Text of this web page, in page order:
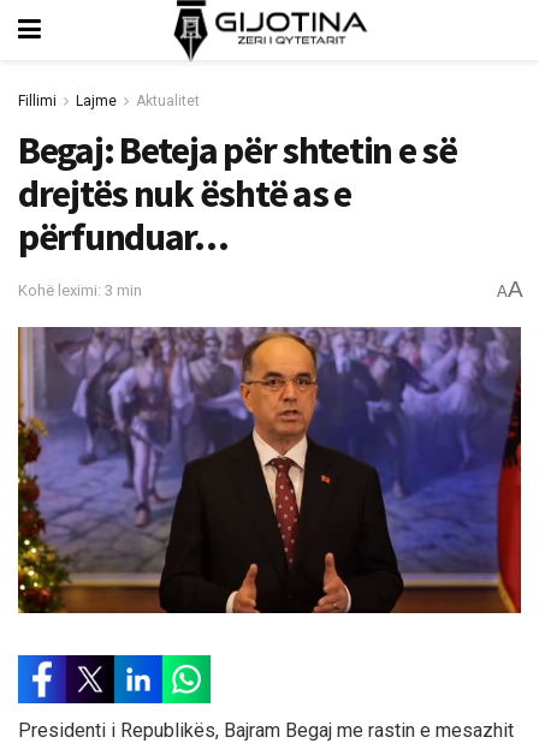
Fillimi Lajme Aktualitet
Begaj: Beteja për shtetin e së
drejtës nuk është as e
përfunduar…
Kohë leximi: 3 min AA
Presidenti i Republikës, Bajram Begaj me rastin e mesazhit